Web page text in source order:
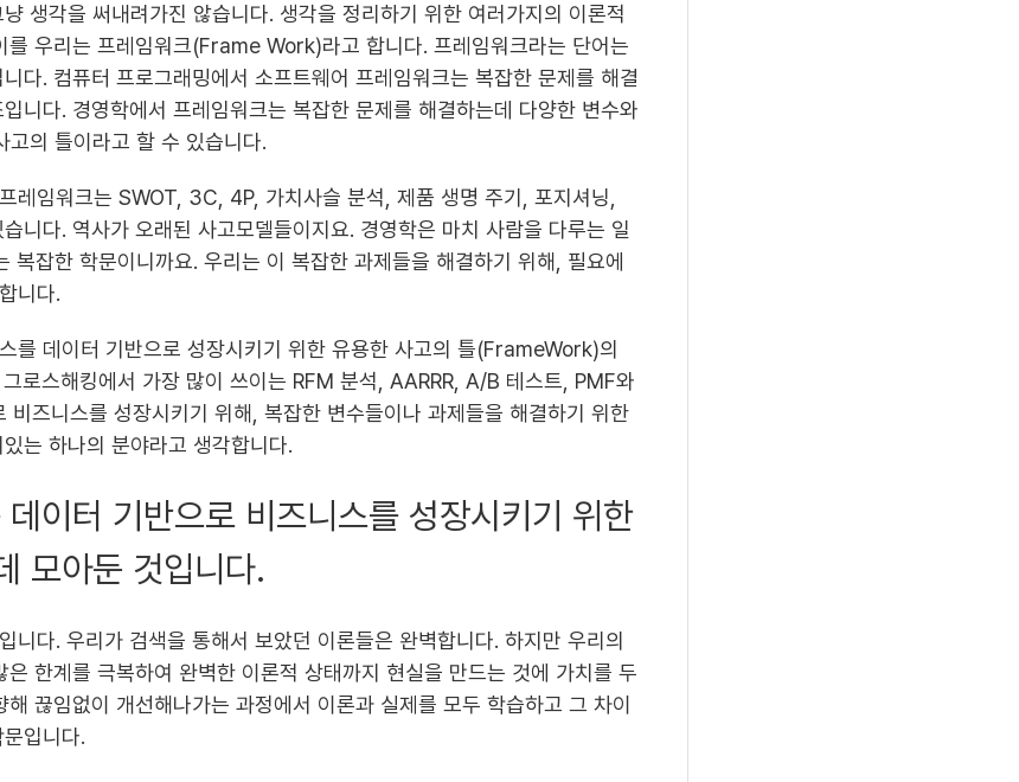
생각을 써내려가진 않습니다. 생각을 정리하기 위한 여러가지의 이론적
를 우리는 프레임워크(Frame Work)라고 합니다. 프레임워크라는 단어는
다. 컴퓨터 프로그래밍에서 소프트웨어 프레임워크는 복잡한 문제를 해결
니다. 경영학에서 프레임워크는 복잡한 문제를 해결하는데 다양한 변수와
의 틀이라고 할 수 있습니다.
레임워크는 SWOT, 3C, 4P, 가치사슬 분석, 제품 생명 주기, 포지셔닝,
니다. 역사가 오래된 사고모델들이지요. 경영학은 마치 사람을 다루는 일
복잡한 학문이니까요. 우리는 이 복잡한 과제들을 해결하기 위해, 필요에
니다.
를 데이터 기반으로 성장시키기 위한 유용한 사고의 틀(FrameWork)의
로스해킹에서 가장 많이 쓰이는 RFM 분석, AARRR, A/B 테스트, PMF와
비즈니스를 성장시키기 위해, 복잡한 변수들이나 과제들을 해결하기 위한
는 하나의 분야라고 생각합니다.
이터 기반으로 비즈니스를 성장시키기 위한
모아둔 것입니다.
니다. 우리가 검색을 통해서 보았던 이론들은 완벽합니다. 하지만 우리의
한계를 극복하여 완벽한 이론적 상태까지 현실을 만드는 것에 가치를 두
끊임없이 개선해나가는 과정에서 이론과 실제를 모두 학습하고 그 차이
입니다.